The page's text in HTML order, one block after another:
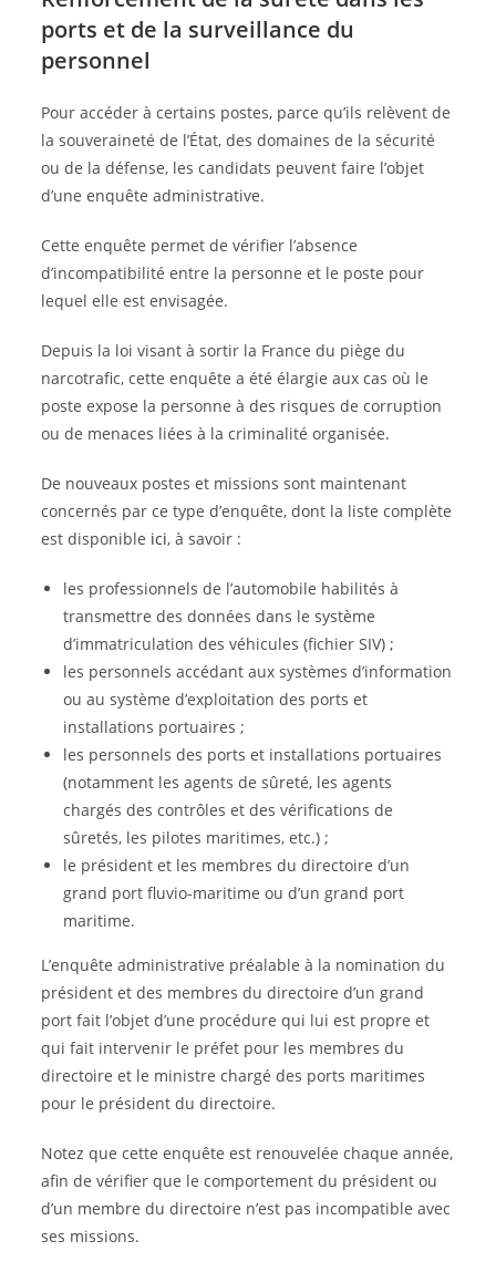
ports et de la surveillance du
personnel
Pour accéder à certains postes, parce qu’ils relèvent de
la souveraineté de l’État, des domaines de la sécurité
ou de la défense, les candidats peuvent faire l’objet
d’une enquête administrative.
Cette enquête permet de vérifier l’absence
d’incompatibilité entre la personne et le poste pour
lequel elle est envisagée.
Depuis la loi visant à sortir la France du piège du
narcotrafic, cette enquête a été élargie aux cas où le
poste expose la personne à des risques de corruption
ou de menaces liées à la criminalité organisée.
De nouveaux postes et missions sont maintenant
concernés par ce type d’enquête, dont la liste complète
est disponible ici, à savoir :
les professionnels de l’automobile habilités à
transmettre des données dans le système
d’immatriculation des véhicules (fichier SIV) ;
les personnels accédant aux systèmes d’information
ou au système d’exploitation des ports et
installations portuaires ;
les personnels des ports et installations portuaires
(notamment les agents de sûreté, les agents
chargés des contrôles et des vérifications de
sûretés, les pilotes maritimes, etc.) ;
le président et les membres du directoire d’un
grand port fluvio-maritime ou d’un grand port
maritime.
L’enquête administrative préalable à la nomination du
président et des membres du directoire d’un grand
port fait l’objet d’une procédure qui lui est propre et
qui fait intervenir le préfet pour les membres du
directoire et le ministre chargé des ports maritimes
pour le président du directoire.
Notez que cette enquête est renouvelée chaque année,
afin de vérifier que le comportement du président ou
d’un membre du directoire n’est pas incompatible avec
ses missions.